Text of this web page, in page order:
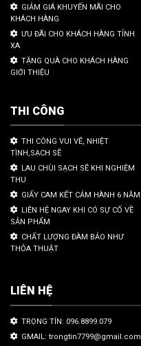
GIẢM GIÁ KHUYẾN MÃI CHO
KHÁCH HÀNG
ƯU ĐÃI CHO KHÁCH HÀNG TỈNH
XA
TẶNG QUÀ CHO KHÁCH HÀNG
GIỚI THIỆU
THI CÔNG
THI CÔNG VUI VẼ, NHIỆT
TÌNH,SẠCH SẼ
LAU CHÙI SẠCH SẼ KHI NGHIỆM
THU
GIẤY CAM KẾT CẢM HÀNH 6 NĂM
LIÊN HỆ NGAY KHI CÓ SỰ CỐ VỀ
SẢN PHẨM
CHẤT LƯỢNG ĐÀM BẢO NHƯ
THỎA THUẬT
LIÊN HỆ
TRỌNG TÍN: 096.8899.079
GMAIL: trongtin7799@gmail.com